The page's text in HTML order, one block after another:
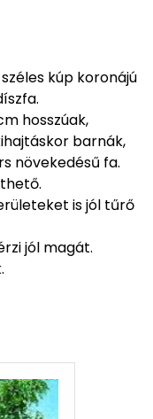
kúp koronájú
hosszúak,
barnák,
növekedésű fa.
is jól tűrő
jól magát.